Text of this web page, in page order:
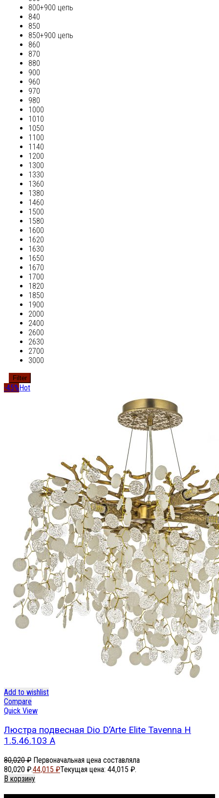
800+900 цепь
840
850
850+900 цепь
860
870
880
900
960
970
980
1000
1010
1050
1100
1140
1200
1300
1330
1360
1380
1460
1500
1580
1600
1620
1630
1650
1670
1700
1820
1850
1900
2000
2400
2600
2630
2700
3000
Filter
-45% Hot
Add to wishlist
Compare
Quick View
Люстра подвесная Dio D’Arte Elite Tavenna H
1.5.46.103 A
80,020₽ Первоначальная цена составляла
80,020 ₽.44,015 ₽Текущая цена: 44,015 ₽.
В корзину